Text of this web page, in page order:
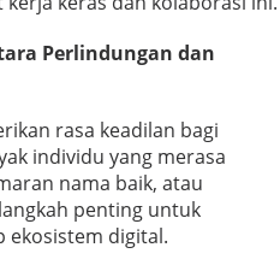
Perlindungan dan
rasa keadilan bagi
individu yang merasa
nama baik, atau
penting untuk
ekosistem digital.